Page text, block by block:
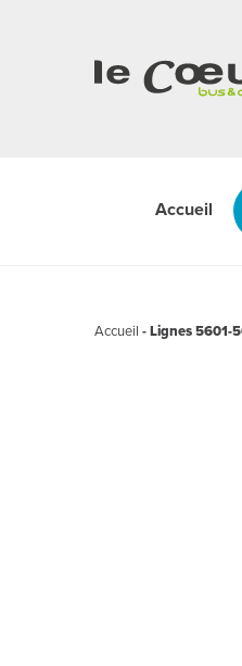
Accueil
Accueil -Lignes 5601-